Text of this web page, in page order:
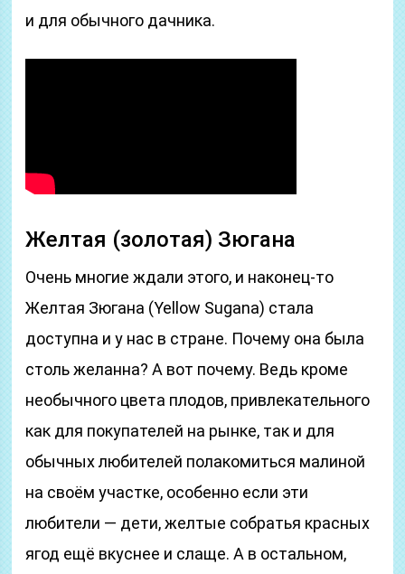
и для обычного дачника.
Желтая (золотая) Зюгана
Очень многие ждали этого, и наконец-то
Желтая Зюгана (Yellow Sugana) стала
доступна и у нас в стране. Почему она была
столь желанна? А вот почему. Ведь кроме
необычного цвета плодов, привлекательного
как для покупателей на рынке, так и для
обычных любителей полакомиться малиной
на своём участке, особенно если эти
любители — дети, желтые собратья красных
ягод ещё вкуснее и слаще. А в остальном,